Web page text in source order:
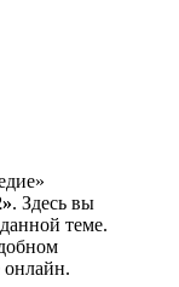
. Здесь вы
теме.
онлайн.